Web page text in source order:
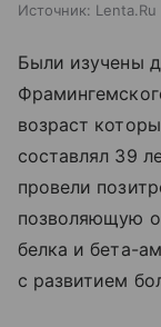
Источник: Lenta.Ru
Были изучены
возраст
составлял 39
провели
позволяющую
белка и бета-
с развитием